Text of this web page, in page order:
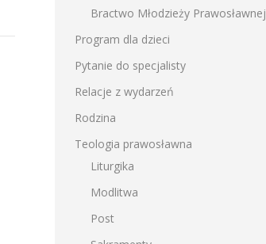
Bractwo Młodzieży Prawosławnej
Program dla dzieci
Pytanie do specjalisty
Relacje z wydarzeń
Rodzina
Teologia prawosławna
Liturgika
Modlitwa
Post